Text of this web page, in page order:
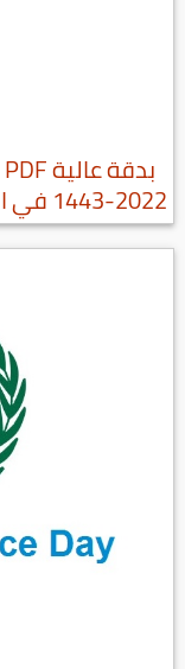
2022-1443 في السعودية